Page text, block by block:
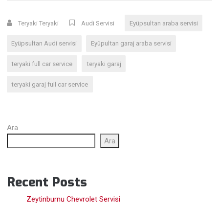
Teryaki Teryaki Audi Servisi Eyüpsultan araba servisi
Eyüpsultan Audi servisi Eyüpultan garaj araba servisi
teryaki full car service teryaki garaj
teryaki garaj full car service
Ara
Ara
Recent Posts
Zeytinburnu Chevrolet Servisi